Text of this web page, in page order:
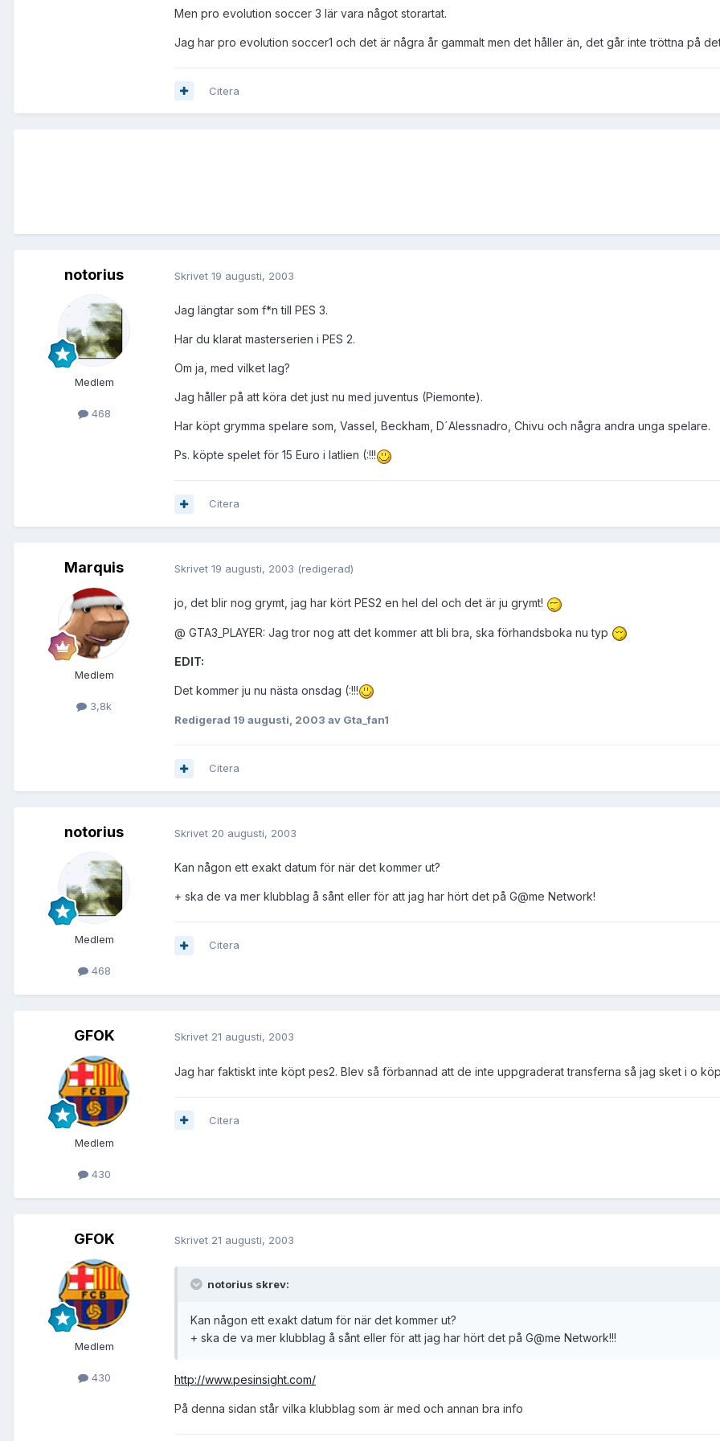
Men pro evolution soccer 3 lär vara något storartat.
Jag har pro evolution soccer1 och det är några år gammalt men det håller än, det går inte tröttna på
Citera
notorius
Medlem
468
Skrivet 19 augusti, 2003
Jag längtar som f*n till PES 3.
Har du klarat masterserien i PES 2.
Om ja, med vilket lag?
Jag håller på att köra det just nu med juventus (Piemonte).
Har köpt grymma spelare som, Vassel, Beckham, D´Alessnadro, Chivu och några andra unga spelare.
Ps. köpte spelet för 15 Euro i Iatlien (:!!!
Citera
Marquis
Medlem
3,8k
Skrivet 19 augusti, 2003 (redigerad)
jo, det blir nog grymt, jag har kört PES2 en hel del och det är ju grymt!
@ GTA3_PLAYER: Jag tror nog att det kommer att bli bra, ska förhandsboka nu typ
EDIT:
Det kommer ju nu nästa onsdag (:!!!
Redigerad 19 augusti, 2003 av Gta_fan1
Citera
notorius
Medlem
468
Skrivet 20 augusti, 2003
Kan någon ett exakt datum för när det kommer ut?
+ ska de va mer klubblag å sånt eller för att jag har hört det på G@me Network!
Citera
GFOK
Medlem
430
Skrivet 21 augusti, 2003
Jag har faktiskt inte köpt pes2. Blev så förbannad att de inte uppgraderat transferna så jag sket i o
Citera
GFOK
Medlem
430
Skrivet 21 augusti, 2003
notorius skrev:
Kan någon ett exakt datum för när det kommer ut?
+ ska de va mer klubblag å sånt eller för att jag har hört det på G@me Network!!!
http://www.pesinsight.com/
På denna sidan står vilka klubblag som är med och annan bra info